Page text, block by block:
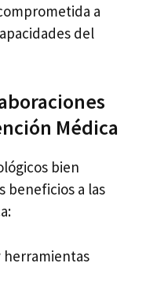
a
del
Médica
bien
beneficios a las
herramientas